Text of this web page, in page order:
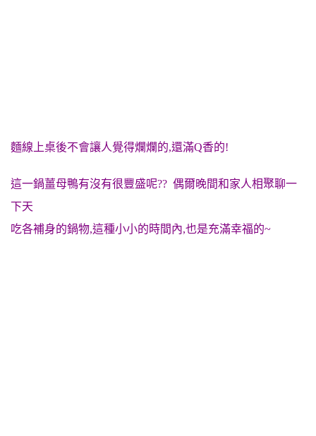
麵線 上桌後不會讓人覺得爛爛的,還滿Q香的!
這一鍋薑母鴨有沒有很豐盛呢?? 偶爾晚間和家人相聚聊一
下天
吃各補身的鍋物,這種小小的時間內,也是充滿幸福的~